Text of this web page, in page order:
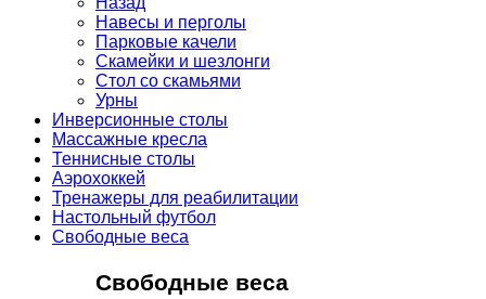
Навесы и перголы
Парковые качели
Скамейки и шезлонги
Стол со скамьями
Урны
Инверсионные столы
Массажные кресла
Теннисные столы
Аэрохоккей
Тренажеры для реабилитации
Настольный футбол
Свободные веса
Свободные веса